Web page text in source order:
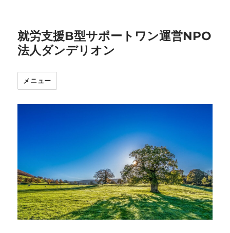
就労支援B型サポートワン運営NPO
法人ダンデリオン
メニュー